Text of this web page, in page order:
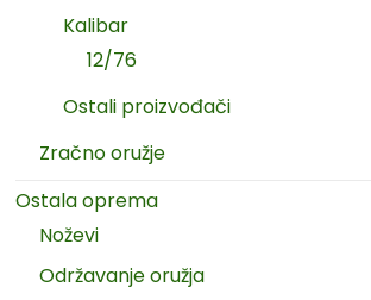
Kalibar
12/76
Ostali proizvođači
Zračno oružje
Ostala oprema
Noževi
Održavanje oružja